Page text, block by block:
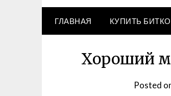
ГЛАВНАЯ КУПИТЬ
Хороший
Posted